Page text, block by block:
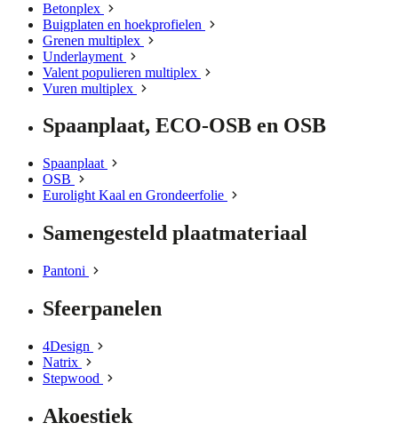
Betonplex
Buigplaten en hoekprofielen
Grenen multiplex
Underlayment
Valent populieren multiplex
Vuren multiplex
Spaanplaat, ECO-OSB en OSB
Spaanplaat
OSB
Eurolight Kaal en Grondeerfolie
Samengesteld plaatmateriaal
Pantoni
Sfeerpanelen
4Design
Natrix
Stepwood
Akoestiek